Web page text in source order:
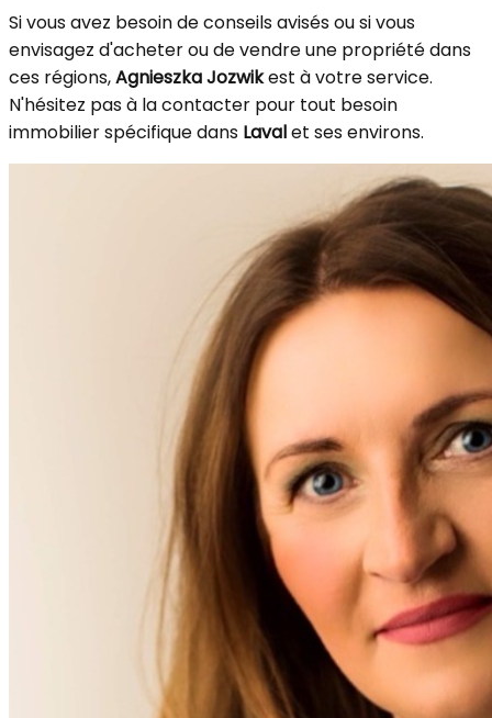
Si vous avez besoin de conseils avisés ou si vous
envisagez d'acheter ou de vendre une propriété dans
ces régions,Agnieszka Jozwikest à votre service.
N'hésitez pas à la contacter pour tout besoin
immobilier spécifique dans Lavalet ses environs.